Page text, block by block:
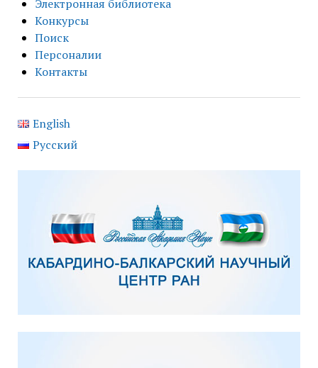
Электронная библиотека
Конкурсы
Поиск
Персоналии
Контакты
English
Русский